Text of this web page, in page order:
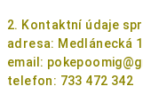
2. Kontaktní údaje
adresa: Medlánecká
email:
telefon: 733 472 342